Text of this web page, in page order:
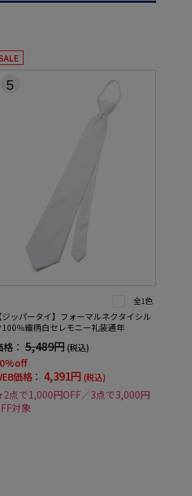
5
全1色
【ジッパータイ】フォーマルネクタイシル
100％織柄白セレモニー礼装通年
： 5,489円(税込)
価格： 4,391円 (税込)
点で1,000円OFF／3点で3,000円
対象